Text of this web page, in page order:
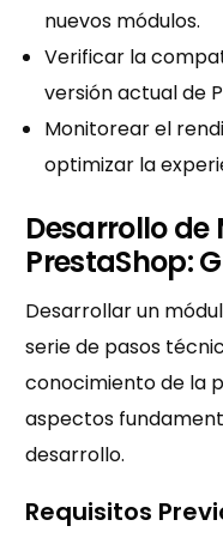
nuevos módulos.
Verificar la
versión actual de
Monitorear el
optimizar la
Desarrollo de
PrestaShop:
Desarrollar un
serie de pasos
conocimiento de la
aspectos
desarrollo.
Requisitos